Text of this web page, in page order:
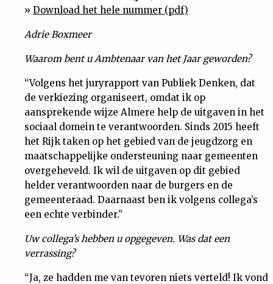
Dossiers
Nieuwsbrief
Contact
» Download het hele nummer (pdf)
Adrie Boxmeer
Waarom bent u Ambtenaar van het Jaar geworden?
“Volgens het juryrapport van Publiek Denken, dat
de verkiezing organiseert, omdat ik op
aansprekende wijze Almere help de uitgaven in het
sociaal domein te verantwoorden. Sinds 2015 heeft
het Rijk taken op het gebied van de jeugdzorg en
maatschappelijke ondersteuning naar gemeenten
overgeheveld. Ik wil de uitgaven op dit gebied
helder verantwoorden naar de burgers en de
gemeenteraad. Daarnaast ben ik volgens collega’s
een echte verbinder.”
Uw collega’s hebben u opgegeven. Was dat een
verrassing?
“Ja, ze hadden me van tevoren niets verteld! Ik vond